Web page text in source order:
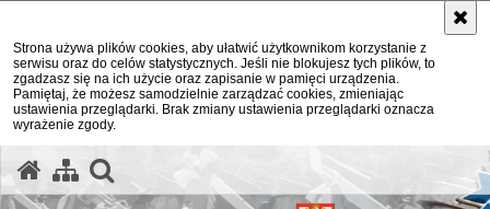
Strona używa plików cookies, aby ułatwić użytkownikom korzystanie z
serwisu oraz do celów statystycznych. Jeśli nie blokujesz tych plików, to
zgadzasz się na ich użycie oraz zapisanie w pamięci urządzenia.
Pamiętaj, że możesz samodzielnie zarządzać cookies, zmieniając
ustawienia przeglądarki. Brak zmiany ustawienia przeglądarki oznacza
wyrażenie zgody.